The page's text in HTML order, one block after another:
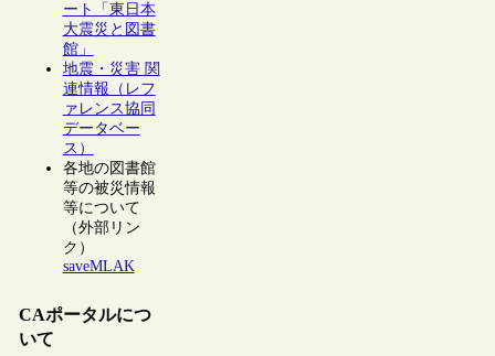
ート「東日本
大震災と図書
館」
地震・災害 関
連情報（レフ
ァレンス協同
データベー
ス）
各地の図書館
等の被災情報
等について
（外部リン
ク）
saveMLAK
CAポータルにつ
いて